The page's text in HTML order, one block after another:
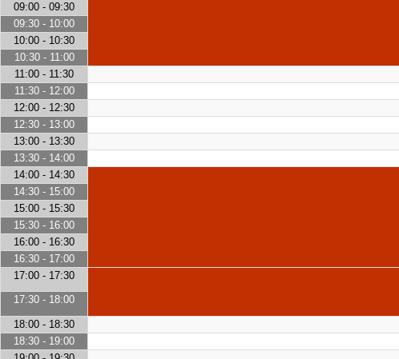
09:00 - 09:30
09:30 - 10:00
10:00 - 10:30
10:30 - 11:00
11:00 - 11:30
11:30 - 12:00
12:00 - 12:30
12:30 - 13:00
13:00 - 13:30
13:30 - 14:00
14:00 - 14:30
14:30 - 15:00
15:00 - 15:30
15:30 - 16:00
16:00 - 16:30
16:30 - 17:00
17:00 - 17:30
17:30 - 18:00
18:00 - 18:30
18:30 - 19:00